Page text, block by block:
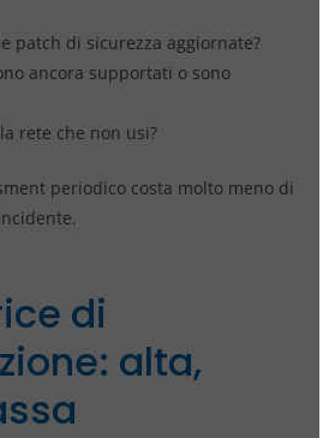
patch di sicurezza aggiornate?
ancora supportati o sono
rete che non usi?
periodico costa molto meno di
di
alta,